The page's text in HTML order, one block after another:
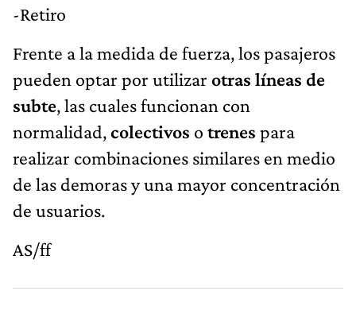
-Retiro
Frente a la medida de fuerza, los pasajeros
pueden optar por utilizar otras líneas de
subte, las cuales funcionan con
normalidad,colectivos o trenes para
realizar combinaciones similares en medio
de las demoras y una mayor concentración
de usuarios.
AS/ff